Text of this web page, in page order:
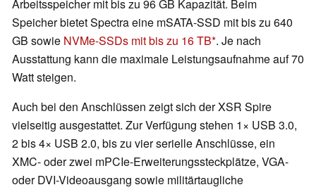
Arbeitsspeicher mit bis zu 96 GB Kapazität. Beim
Speicher bietet Spectra eine mSATA-SSD mit bis zu 640
GB sowie NVMe-SSDs mit bis zu 16 TB . Je nach
Ausstattung kann die maximale Leistungsaufnahme auf 70
Watt steigen.
Auch bei den Anschlüssen zeigt sich der XSR Spire
vielseitig ausgestattet. Zur Verfügung stehen 1× USB 3.0,
2 bis 4× USB 2.0, bis zu vier serielle Anschlüsse, ein
XMC- oder zwei mPCIe-Erweiterungssteckplätze, VGA-
oder DVI-Videoausgang sowie militärtaugliche